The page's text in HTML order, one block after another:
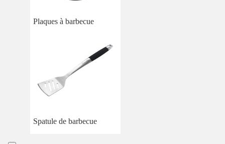
Plaques à barbecue
Spatule de barbecue